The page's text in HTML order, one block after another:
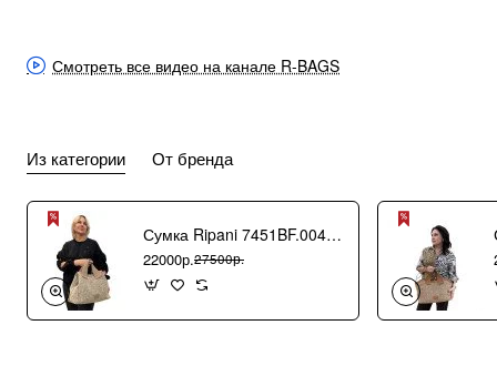
Смотреть все видео на канале R-BAGS
Из категории От бренда
Сумка Ripani 7451BF.00406 Ecru/Sabbia
22000р.27500р.